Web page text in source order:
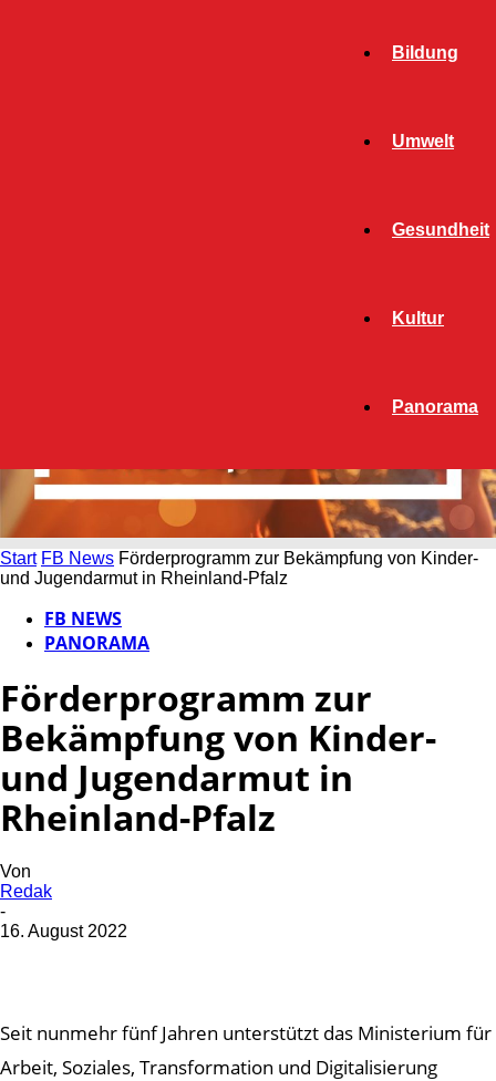
Bildung
Umwelt
Gesundheit
Kultur
Panorama
Start FB News Förderprogramm zur Bekämpfung von Kinder-
und Jugendarmut in Rheinland-Pfalz
FB NEWS
PANORAMA
Förderprogramm zur
Bekämpfung von Kinder-
und Jugendarmut in
Rheinland-Pfalz
Von
Redak
-
16. August 2022
Seit nunmehr fünf Jahren unterstützt das Ministerium für
Arbeit, Soziales, Transformation und Digitalisierung